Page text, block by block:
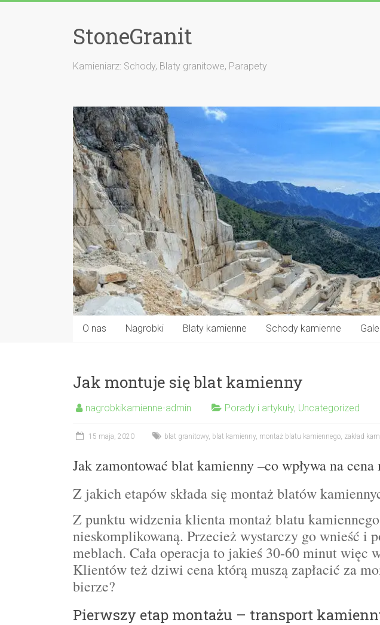
StoneGranit
Kamieniarz: Schody, Blaty granitowe, Parapety
O nas Nagrobki Blaty kamienne Schody kamienne
Jak montuje się blat kamienny
nagrobkikamienne-admin Porady i artykuły, Uncategorized
15 maja, 2020 blat granitowy, blat kamienny, montaż blatu kamiennego zakład
Jak zamontować blat kamienny –co wpływa na cena
Z jakich etapów składa się montaż blatów
Z punktu widzenia klienta montaż blatu
nieskomplikowaną. Przecież wystarczy go wnieść i
meblach. Cała operacja to jakieś 30-60 minut więc
Klientów też dziwi cena którą muszą zapłacić za
bierze?
Pierwszy etap montażu – transport